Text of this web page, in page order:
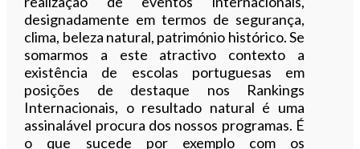
designadamente em termos de segurança,
clima, beleza natural, património histórico. Se
somarmos a este atractivo contexto a
existência de escolas portuguesas em
posições de destaque nos Rankings
Internacionais, o resultado natural é uma
assinalável procura dos nossos programas. É
o que sucede por exemplo com os